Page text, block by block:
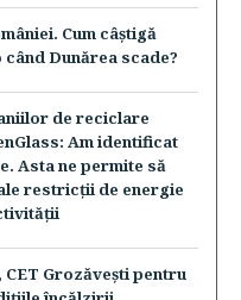
Cum câştigă
Dunărea scade?
de reciclare
Am identificat
Asta ne permite să
restricţii de energie
Grozăveşti pentru